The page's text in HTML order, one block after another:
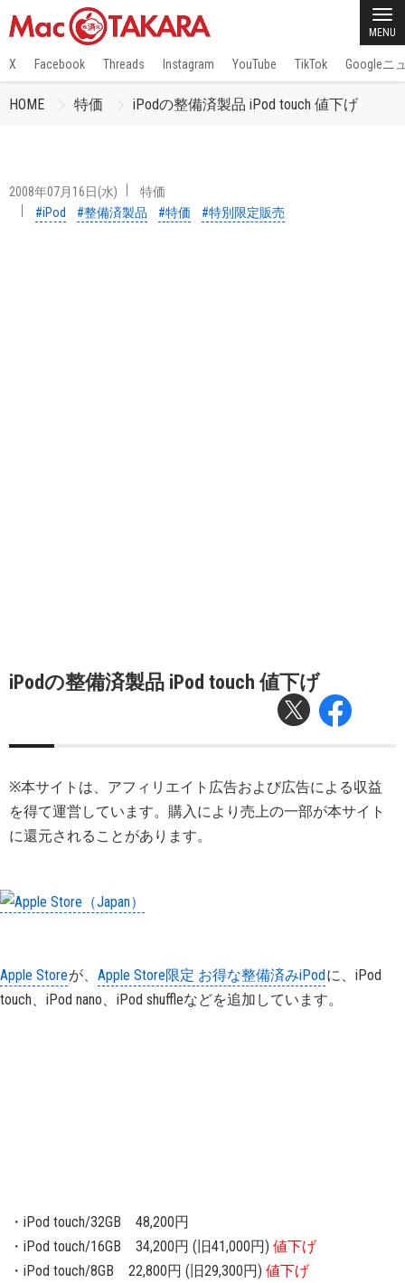
MENU
X Facebook Threads Instagram YouTube TikTok Googleニ
HOME 特価 iPodの整備済製品 iPod touch 値下げ
2008年07月16日(水)
特価
#iPod
#整備済製品 #特価 #特別限定販売
iPodの整備済製品 iPod touch 値下げ
※本サイトは、アフィリエイト広告および広告による収益
を得て運営しています。購入により売上の一部が本サイト
に還元されることがあります。
Apple Storeが、 Apple Store限定 お得な整備済みiPodに、iPod
touch、iPod nano、iPod shuffleなどを追加しています。
・iPod touch/32GB 48,200円
・iPod touch/16GB 34,200円 (旧41,000円) 値下げ
・iPod touch/8GB 22,800円 (旧29,300円) 値下げ